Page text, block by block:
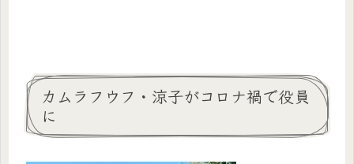
カムラフウフ・涼子がコロナ禍で役員
に